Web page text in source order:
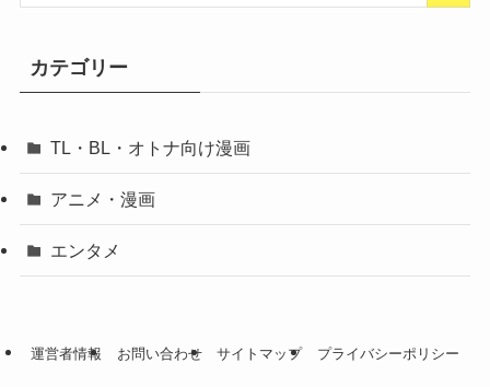
カテゴリー
TL・BL・オトナ向け漫画
アニメ・漫画
エンタメ
運営者情報 お問い合わせ サイトマップ プライバシーポリシー